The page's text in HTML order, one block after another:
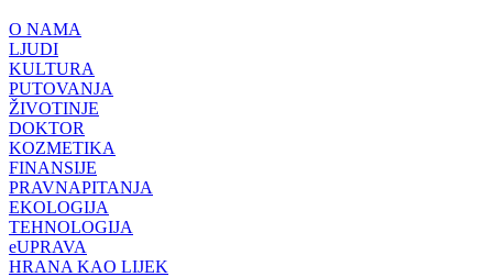
O NAMA
LJUDI
KULTURA
PUTOVANJA
ŽIVOTINJE
DOKTOR
KOZMETIKA
FINANSIJE
PRAVNAPITANJA
EKOLOGIJA
TEHNOLOGIJA
eUPRAVA
HRANA KAO LIJEK